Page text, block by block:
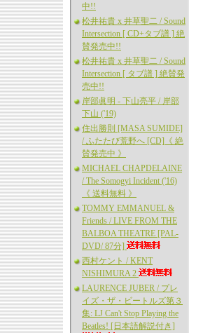
中!!
松井祐貴 x 井草聖二 / Sound
Intersection [ CD+タブ譜 ] 絶
賛発売中!!
松井祐貴 x 井草聖二 / Sound
Intersection [ タブ譜 ] 絶賛発
売中!!
岸部眞明 - 下山亮平 / 岸部
下山 ('19)
住出勝則 [MASA SUMIDE]
/ ふたたび荒野へ [CD]《 絶
賛発売中 》
MICHAEL CHAPDELAINE
/ The Somogyi Incident ('16)
《 送料無料 》
TOMMY EMMANUEL &
Friends / LIVE FROM THE
BALBOA THEATRE [PAL-
DVD/ 87分]
西村ケント / KENT
NISHIMURA 2
LAURENCE JUBER / プレ
イズ・ザ・ビートルズ第３
集: LJ Can't Stop Playing the
Beatles! [日本語解説付き]